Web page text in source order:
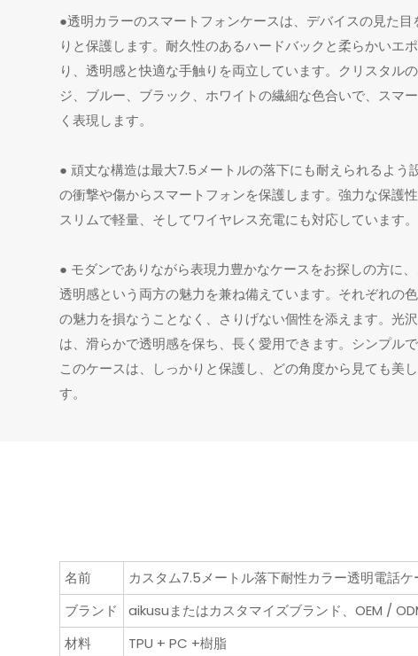
●透明カラーのスマートフォンケースは、デバイスの見た
りと保護します。耐久性のあるハードバックと柔らかいエ
り、透明感と快適な手触りを両立しています。クリスタル
ジ、ブルー、ブラック、ホワイトの繊細な色合いで、スマ
く表現します。
● 頑丈な構造は最大7.5メートルの落下にも耐えられるよう
の衝撃や傷からスマートフォンを保護します。強力な保護
スリムで軽量、そしてワイヤレス充電にも対応しています。
● モダンでありながら表現力豊かなケースをお探しの方に
透明感という両方の魅力を兼ね備えています。それぞれの
の魅力を損なうことなく、さりげない個性を添えます。光
は、滑らかで透明感を保ち、長く愛用できます。シンプル
このケースは、しっかりと保護し、どの角度から見ても美
す。
名前
カスタム7.5メートル落下耐性カラー透明電話
ブランド
aikusuまたはカスタマイズブランド、OEM /
材料
TPU + PC +樹脂